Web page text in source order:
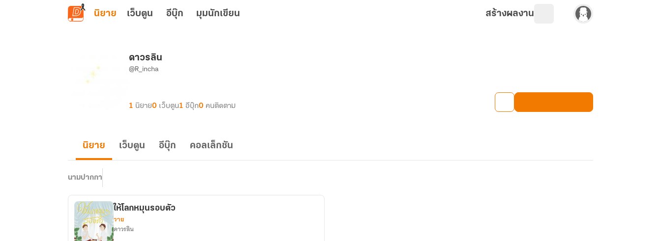
ข้ามไปยังเนื้อหาหลัก
นิยาย เว็บตูน อีบุ๊ก มุมนักเขียน สร้างผลงาน
ดาวรลิน
@R_incha
1 นิยาย0 เว็บตูน1 อีบุ๊ก0 คนติดตาม
นิยาย เว็บตูน อีบุ๊ก คอลเล็กชัน
นามปากกา
ให้โลกหมุนรอบตัว
วาย
ดาวรลิน